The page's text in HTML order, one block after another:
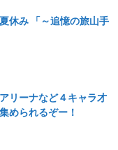
休み 「～追憶の旅山手
リーナなど４キャラ才
められるぞー！